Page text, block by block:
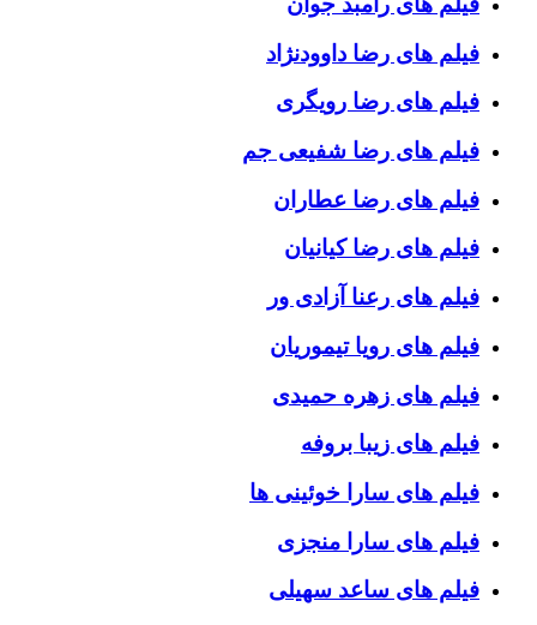
فیلم های رضا داوودنژاد
فیلم های رضا رویگری
فیلم های رضا شفیعی جم
فیلم های رضا عطاران
فیلم های رضا کیانیان
فیلم های رعنا آزادی ور
فیلم های رویا تیموریان
فیلم های زهره حمیدی
فیلم های زیبا بروفه
فیلم های سارا خوئینی ها
فیلم های سارا منجزی
فیلم های ساعد سهیلی